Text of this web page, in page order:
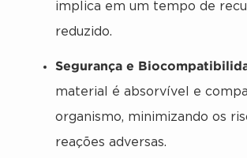
implica em um tempo de
reduzido.
Segurança e
material é absorvível e
organismo, minimizando os
reações adversas.